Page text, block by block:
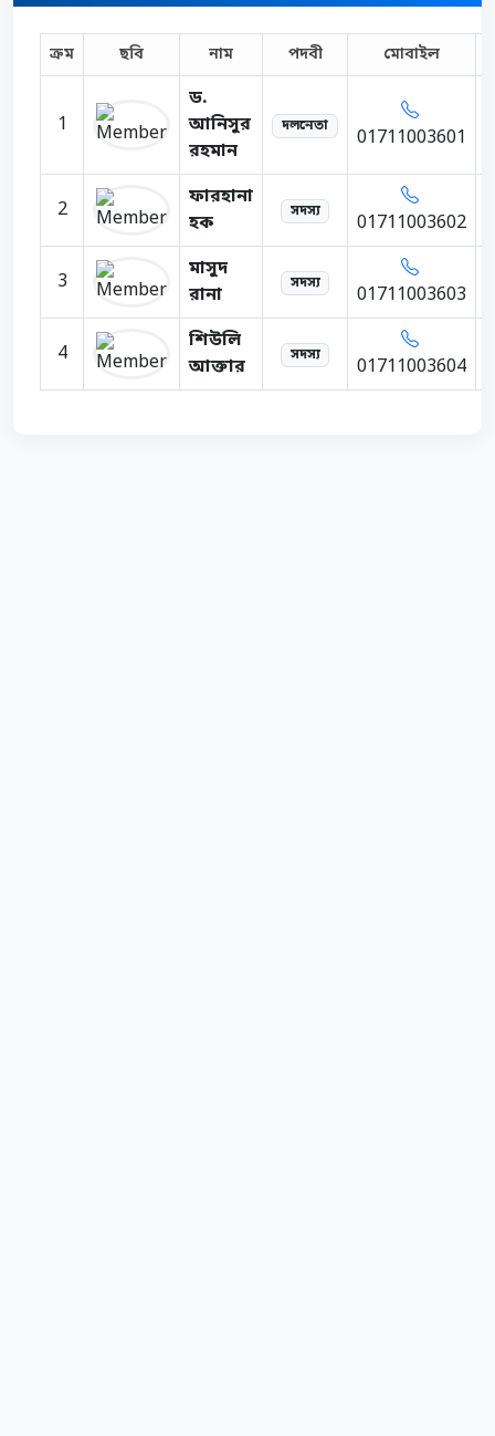
ক্রম ছবি নাম পদবী মোবাইল
1
ড.
আনিসুর
রহমান
দলনেতা 01711003601
2
ফারহানা
হক
সদস্য 01711003602
3
মাসুদ
রানা
সদস্য 01711003603
4
শিউলি
আক্তার
সদস্য 01711003604